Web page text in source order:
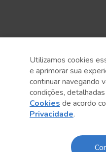
Anterior
Utilizamos cookies
e aprimorar sua
continuar navegando
condições,
Cookies de acordo
Privacidade.